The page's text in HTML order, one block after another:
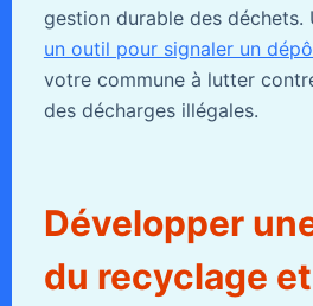
gestion durable des déchets.
un outil pour signaler un
votre commune à lutter
des décharges illégales.
Développer
du recyclage